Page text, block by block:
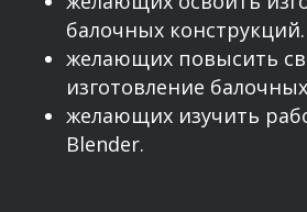
балочных конструкций.
желающих повысить
изготовление
желающих изучить
Blender.